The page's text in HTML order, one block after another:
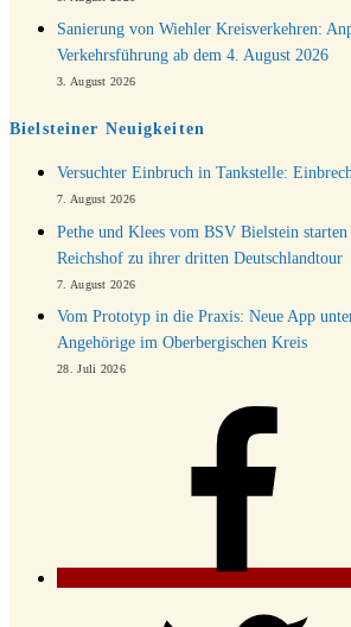
Sanierung von Wiehler Kreisverkehren:
Verkehrsführung ab dem 4. August 2026
3. August 2026
Bielsteiner Neuigkeiten
Versuchter Einbruch in Tankstelle:
7. August 2026
Pethe und Klees vom BSV Bielstein
Reichshof zu ihrer dritten Deutschlandtour
7. August 2026
Vom Prototyp in die Praxis: Neue App
Angehörige im Oberbergischen Kreis
28. Juli 2026